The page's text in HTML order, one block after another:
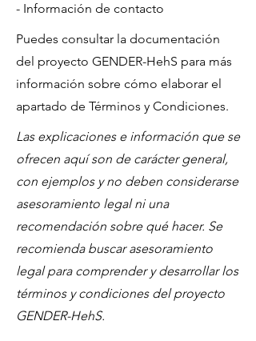
- Información de contacto
Puedes consultar la documentación
del proyecto GENDER-HehS para más
información sobre cómo elaborar el
apartado de Términos y Condiciones.
Las explicaciones e información que se
ofrecen aquí son de carácter general,
con ejemplos y no deben considerarse
asesoramiento legal ni una
recomendación sobre qué hacer. Se
recomienda buscar asesoramiento
legal para comprender y desarrollar los
términos y condiciones del proyecto
GENDER-HehS.